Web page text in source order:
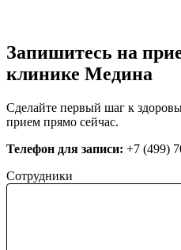
Запишитесь на
клинике Медина
Сделайте первый шаг к
прием прямо сейчас.
Телефон для записи: +7 (499)
Сотрудники